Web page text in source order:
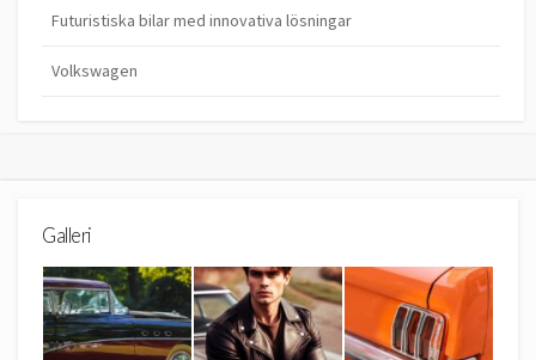
Futuristiska bilar med innovativa lösningar
Volkswagen
Galleri